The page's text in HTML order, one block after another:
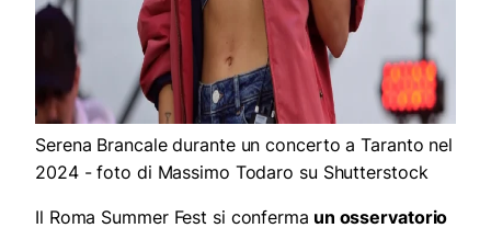
Serena Brancale durante un concerto a Taranto nel
2024 - foto di Massimo Todaro su Shutterstock
Il Roma Summer Fest si conferma un osservatorio